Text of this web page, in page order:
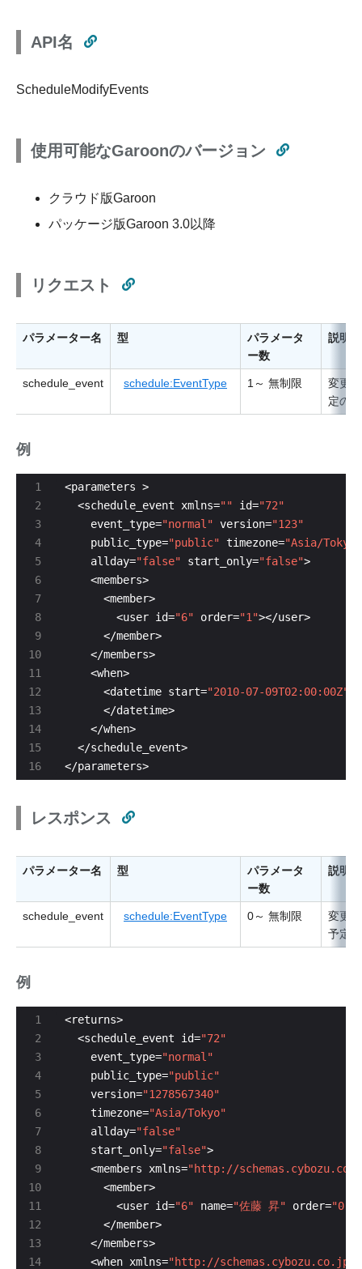
API名
ScheduleModifyEvents
使用可能なGaroonのバージョン
クラウド版Garoon
パッケージ版Garoon 3.0以降
リクエスト
パラメーター名 型
パラメータ
ー数
説明
schedule_event schedule:EventType 1～ 無制限
変更
定の
例
3
4
5
6
7
8
9
10
13
14
15
16
  <schedule_event xmlns=
"" id="72"
    event_type=
"normal" version="123"
    public_type=
"public" timezone="Asia/Tokyo"
    allday=
"false" start_only="false"
        <user id=
"6" order="1"
      <datetime start=
"2010-07-09T02:00:00Z"
</parameters>
レスポンス
パラメーター名 型
パラメータ
ー数
説明
schedule_event schedule:EventType 0～ 無制限
変更
予定
例
3
4
5
6
7
8
9
10
13
14
  <schedule_event id=
"72"
    event_type=
"normal"
    public_type=
"public"
    version=
"1278567340"
    timezone=
"Asia/Tokyo"
    allday=
"false"
    start_only=
"false"
    <members xmlns=
"http://
        <user id=
"6" name="佐藤 昇" order="0"
    <when xmlns=
"http://schemas.cybozu.co.jp/